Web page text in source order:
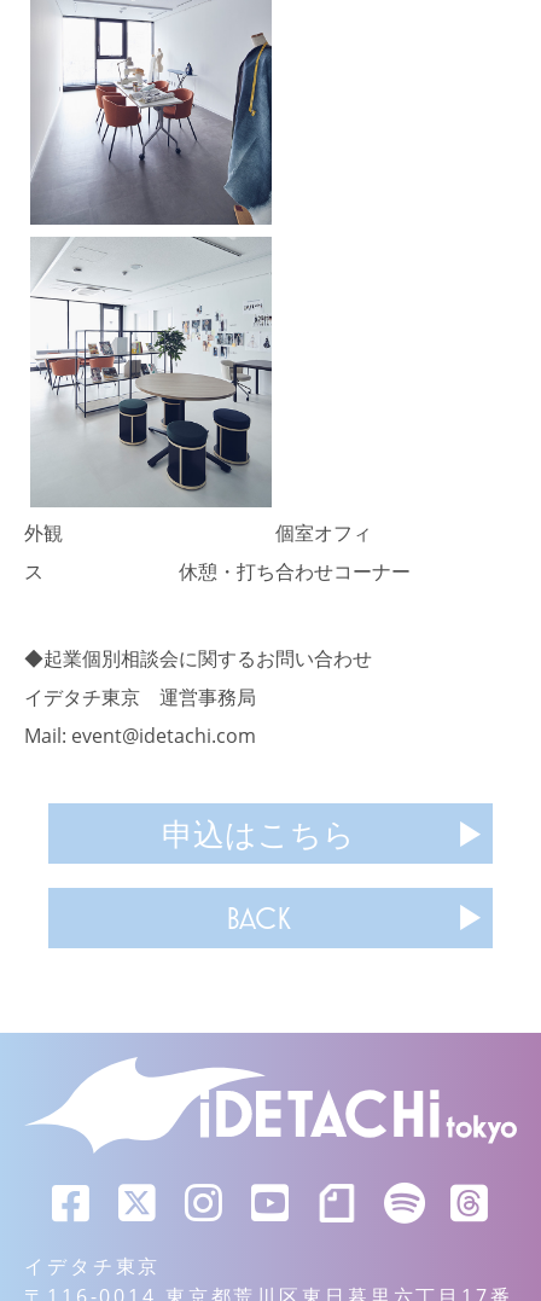
外観 個室オフィ
ス 休憩・打ち合わせコーナー
◆起業個別相談会に関するお問い合わせ
イデタチ東京 運営事務局
Mail: event@idetachi.com
申込はこちら
BACK
イデタチ東京